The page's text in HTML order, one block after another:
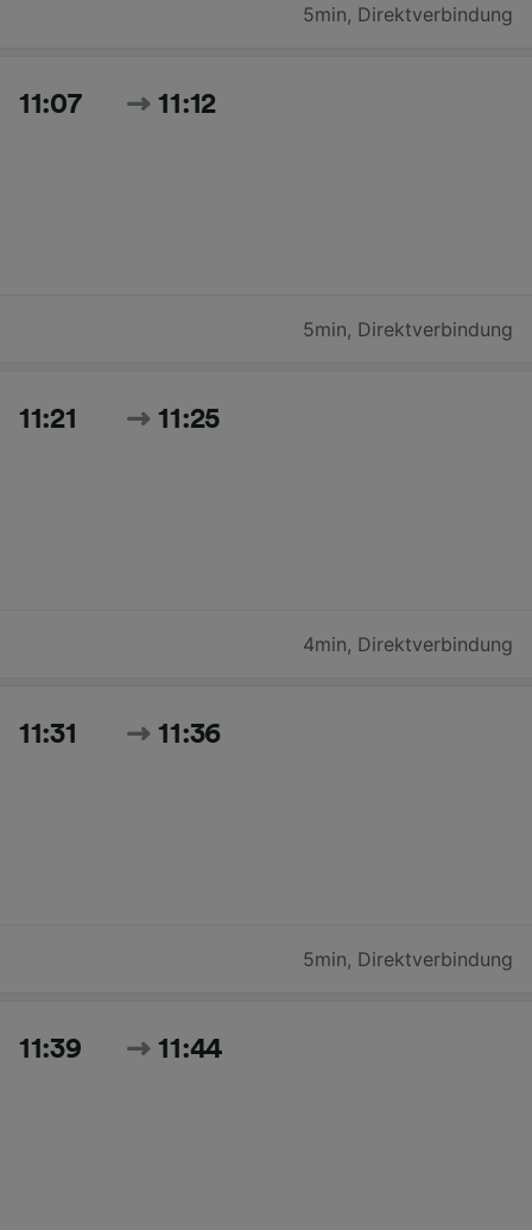
5min, Direktverbindung
11:07 11:12
5min, Direktverbindung
11:21 11:25
4min, Direktverbindung
11:31 11:36
5min, Direktverbindung
11:39 11:44